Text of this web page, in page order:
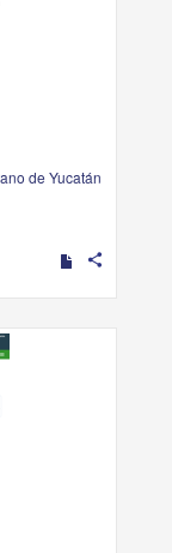
de Yucatán
share